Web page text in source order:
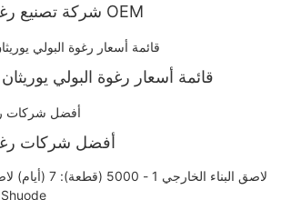
شركة تصنيع رغوة البولي يوريثان OEM
قائمة أسعار رغوة البولي
أفضل شركات